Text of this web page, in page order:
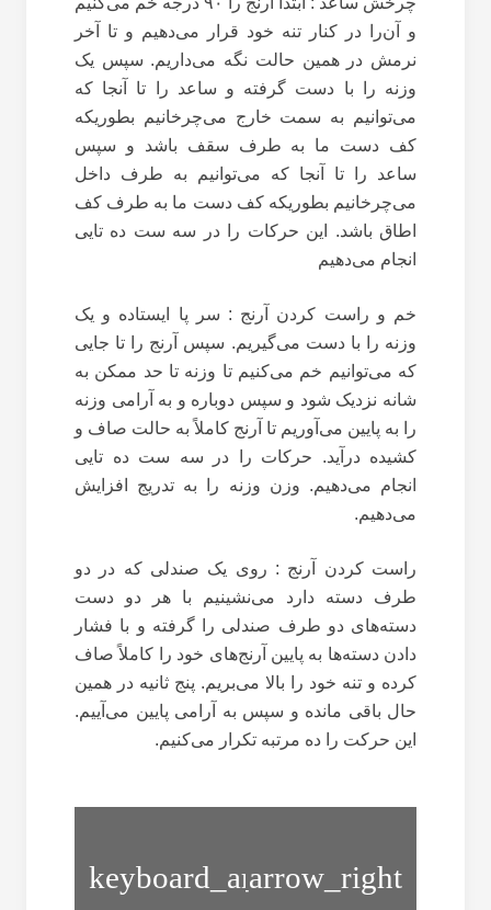
و آن‌را در کنار تنه خود قرار می‌دهیم و تا آخر
نرمش در همین حالت نگه می‌داریم. سپس یک
وزنه را با دست گرفته و ساعد را تا آنجا که
می‌توانیم به سمت خارج می‌چرخانیم بطوریکه
کف دست ما به طرف سقف باشد و سپس
ساعد را تا آنجا که می‌توانیم به طرف داخل
می‌چرخانیم بطوریکه کف دست ما به طرف کف
اطاق باشد. این حرکات را در سه ست ده تایی
انجام می‌دهیم
خم و راست کردن آرنج : سر پا ایستاده و یک
وزنه را با دست می‌گیریم. سپس آرنج را تا جایی
که می‌توانیم خم می‌کنیم تا وزنه تا حد ممکن به
شانه نزدیک شود و سپس دوباره و به آرامی وزنه
را به پایین می‌آوریم تا آرنج کاملاً به حالت صاف و
کشیده درآید. حرکات را در سه ست ده تایی
انجام می‌دهیم. وزن وزنه را به تدریج افزایش
می‌دهیم.
راست کردن آرنج : روی یک صندلی که در دو
طرف دسته دارد می‌نشینیم با هر دو دست
دسته‌های دو طرف صندلی را گرفته و با فشار
دادن دسته‌ها به پایین آرنج‌های خود را کاملاً صاف
کرده و تنه خود را بالا می‌بریم. پنج ثانیه در همین
حال باقی مانده و سپس به آرامی پایین می‌آییم.
این حرکت را ده مرتبه تکرار می‌کنیم.
مفصل
آرنج
ورزش
روماتیسم